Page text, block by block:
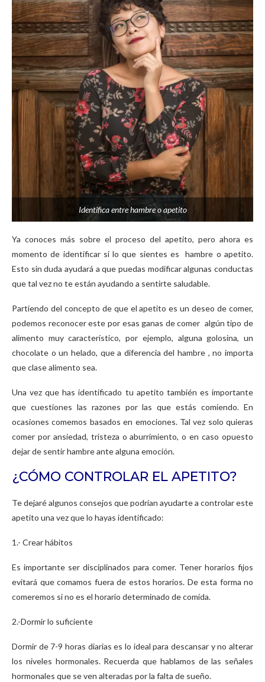
Identifica entre hambre o apetito
Ya conoces más sobre el proceso del apetito, pero ahora es
momento de identificar si lo que sientes es hambre o apetito.
Esto sin duda ayudará a que puedas modificar algunas conductas
que tal vez no te están ayudando a sentirte saludable.
Partiendo del concepto de que el apetito es un deseo de comer,
podemos reconocer este por esas ganas de comer algún tipo de
alimento muy característico, por ejemplo, alguna golosina, un
chocolate o un helado, que a diferencia del hambre , no importa
que clase alimento sea.
Una vez que has identificado tu apetito también es importante
que cuestiones las razones por las que estás comiendo. En
ocasiones comemos basados en emociones. Tal vez solo quieras
comer por ansiedad, tristeza o aburrimiento, o en caso opuesto
dejar de sentir hambre ante alguna emoción.
¿CÓMO CONTROLAR EL APETITO?
Te dejaré algunos consejos que podrían ayudarte a controlar este
apetito una vez que lo hayas identificado:
1.- Crear hábitos
Es importante ser disciplinados para comer. Tener horarios fijos
evitará que comamos fuera de estos horarios. De esta forma no
comeremos si no es el horario determinado de comida.
2.-Dormir lo suficiente
Dormir de 7-9 horas diarias es lo ideal para descansar y no alterar
los niveles hormonales. Recuerda que hablamos de las señales
hormonales que se ven alteradas por la falta de sueño.